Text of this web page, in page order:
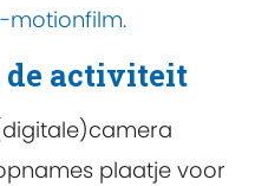
motionfilm.
de activiteit
plaatje voor